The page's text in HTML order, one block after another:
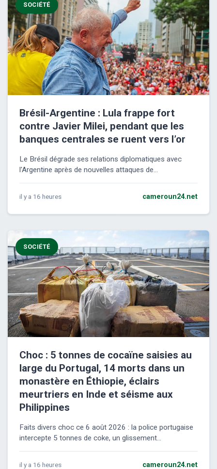
SOCIÉTÉ
Brésil-Argentine : Lula frappe fort
contre Javier Milei, pendant que les
banques centrales se ruent vers l’or
Le Brésil dégrade ses relations diplomatiques avec
l'Argentine après de nouvelles attaques de...
il y a 16 heures cameroun24.net
SOCIÉTÉ
Choc : 5 tonnes de cocaïne saisies au
large du Portugal, 14 morts dans un
monastère en Éthiopie, éclairs
meurtriers en Inde et séisme aux
Philippines
Faits divers choc ce 6 août 2026 : la police portugaise
intercepte 5 tonnes de coke, un glissement...
il y a 16 heures cameroun24.net